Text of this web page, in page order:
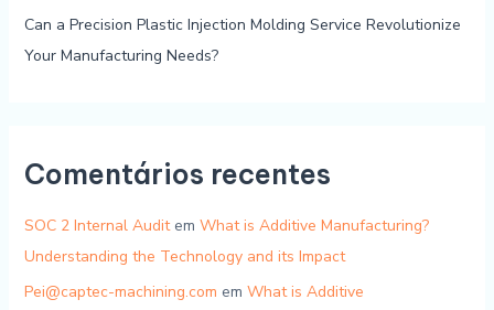
Can a Precision Plastic Injection Molding Service Revolutionize
Your Manufacturing Needs?
Comentários recentes
SOC 2 Internal Auditem What is Additive Manufacturing?
Understanding the Technology and its Impact
Pei@captec-machining.com em What is Additive